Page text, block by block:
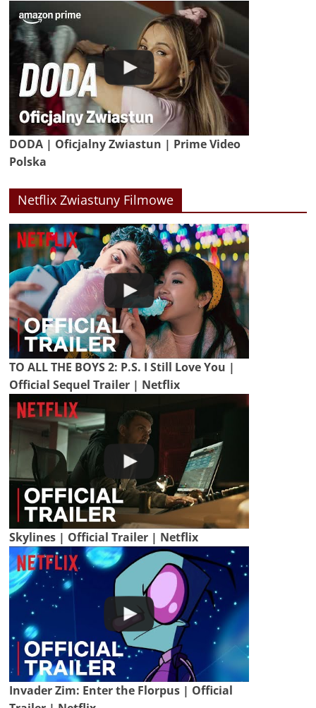
DODA | Oficjalny Zwiastun | Prime Video
Polska
Netflix Zwiastuny Filmowe
TO ALL THE BOYS 2: P.S. I Still Love You |
Official Sequel Trailer | Netflix
Skylines | Official Trailer | Netflix
Invader Zim: Enter the Florpus | Official